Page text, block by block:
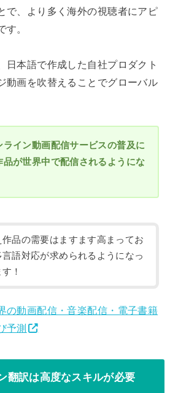
で、より多く海外の視聴者にアピ
す。
日本語で作成した自社プロダクト
動画を吹替えることでグローバル
ライン動画配信サービスの普及に
品が世界中で配信されるようにな
作品の需要はますます高まってお
言語対応が求められるようになっ
！
の動画配信・音楽配信・電子書籍
予測
翻訳は高度なスキルが必要